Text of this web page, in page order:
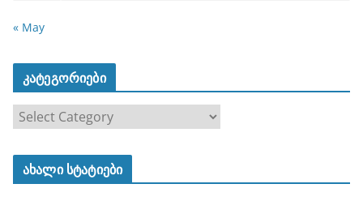
« May
კატეგორიები
ა
ტ
ახალი სტატიები